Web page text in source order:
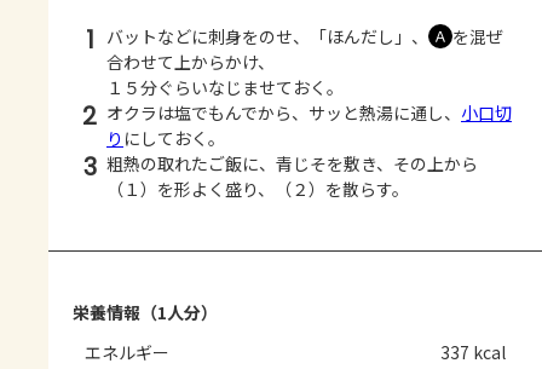
1 バットなどに刺身をのせ、「ほんだし」、 Ａ を混ぜ
合わせて上からかけ、
１５分ぐらいなじませておく。
2 オクラは塩でもんでから、サッと熱湯に通し、 小口切
り にしておく。
3 粗熱の取れたご飯に、青じそを敷き、その上から
（１）を形よく盛り、（２）を散らす。
栄養情報（1人分）
エネルギー
337 kcal